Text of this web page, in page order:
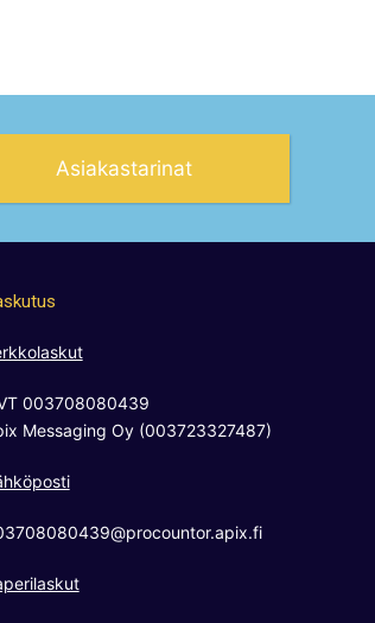
Asiakastarinat
003708080439
Messaging Oy (003723327487)